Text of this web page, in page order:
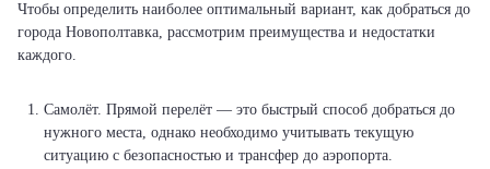
Чтобы определить наиболее оптимальный вариант, как добраться до
города Новополтавка, рассмотрим преимущества и недостатки
каждого.
Самолёт. Прямой перелёт — это быстрый способ добраться до
нужного места, однако необходимо учитывать текущую
ситуацию с безопасностью и трансфер до аэропорта.